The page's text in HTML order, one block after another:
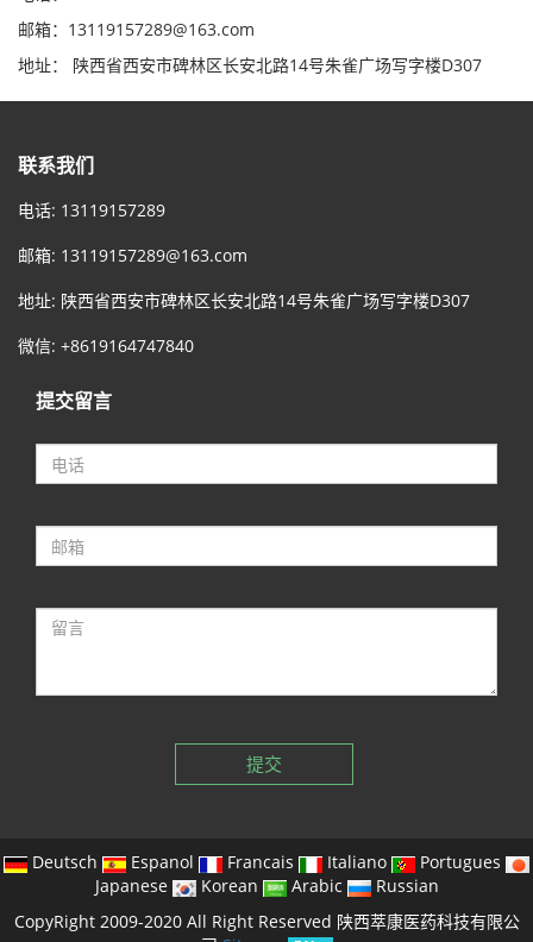
邮箱：13119157289@163.com
地址： 陕西省西安市碑林区长安北路14号朱雀广场写字楼D307
联系我们
电话: 13119157289
邮箱: 13119157289@163.com
地址: 陕西省西安市碑林区长安北路14号朱雀广场写字楼D307
微信: +8619164747840
提交留言
提交
Deutsch Espanol Francais Italiano
Portugues
Japanese
Korean Arabic
Russian
CopyRight 2009-2020 All Right Reserved 陕西萃康医药科技有限公